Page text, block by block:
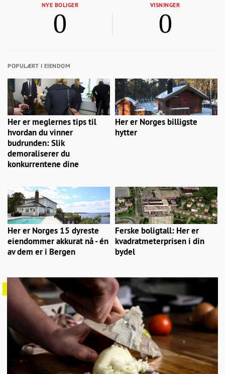
NYE BOLIGER
0
VISNINGER
0
POPULÆRT I EIENDOM
Her er meglernes tips til
hvordan du vinner
budrunden: Slik
demoraliserer du
konkurrentene dine
Her er Norges billigste
hytter
Her er Norges 15 dyreste
eiendommer akkurat nå - én
av dem er i Bergen
Ferske boligtall: Her er
kvadratmeterprisen i din
bydel